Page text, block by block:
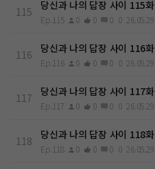
115 당신과 나의 답장 사이 115화
Ep.115 0 0 0 0 26.05.29
116 당신과 나의 답장 사이 116화
Ep.116 0 0 0 0 26.05.29
117 당신과 나의 답장 사이 117화
Ep.117 0 0 0 0 26.05.29
118 당신과 나의 답장 사이 118화
Ep.118 0 0 0 0 26.05.29